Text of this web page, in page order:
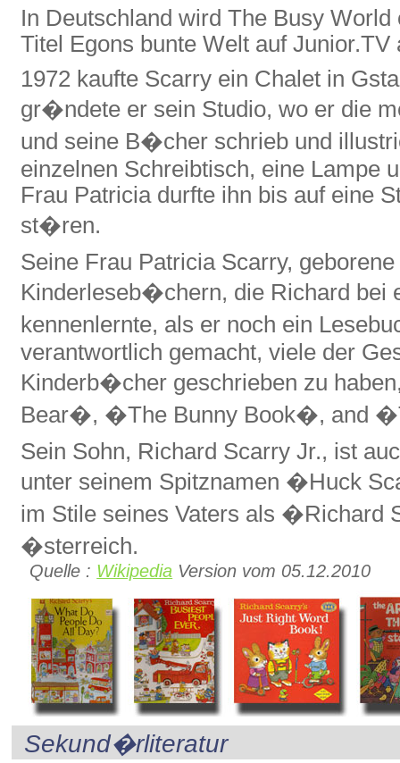
In Deutschland wird The Busy
Titel Egons bunte Welt auf Junior.TV
1972 kaufte Scarry ein Chalet in
gr�ndete er sein Studio, wo er die
und seine B�cher schrieb und
einzelnen Schreibtisch, eine Lampe
Frau Patricia durfte ihn bis auf eine
st�ren.
Seine Frau Patricia Scarry,
Kinderleseb�chern, die Richard bei
kennenlernte, als er noch ein
verantwortlich gemacht, viele der
Kinderb�cher geschrieben zu
Bear�, �The Bunny Book�, and
Sein Sohn, Richard Scarry Jr., ist
unter seinem Spitznamen �Huck
im Stile seines Vaters als �Richard
�sterreich.
Quelle : Wikipedia Version vom 05.12.2010
Sekund�rliteratur